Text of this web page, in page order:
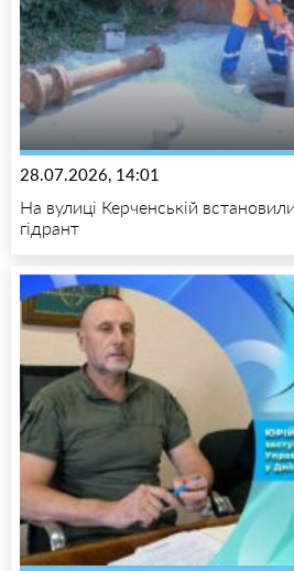
28.07.2026, 14:01
На вулиці Керченській
гідрант